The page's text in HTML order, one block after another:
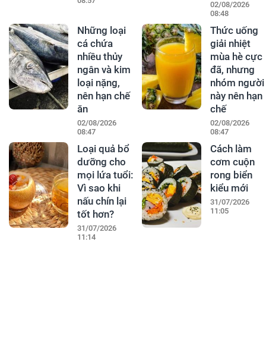
02/08/2026
08:48
Những loại
cá chứa
nhiều thủy
ngân và kim
loại nặng,
nên hạn chế
ăn
02/08/2026
08:47
Thức uống
giải nhiệt
mùa hè cực
đã, nhưng
nhóm người
này nên hạn
chế
02/08/2026
08:47
Loại quả bổ
dưỡng cho
mọi lứa tuổi:
Vì sao khi
nấu chín lại
tốt hơn?
31/07/2026
11:14
Cách làm
cơm cuộn
rong biển
kiểu mới
31/07/2026
11:05